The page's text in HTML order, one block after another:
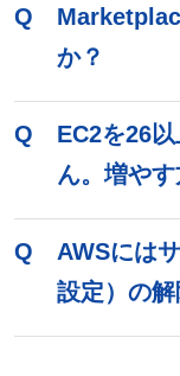
Q
か？
Q
EC2を26
ん。増やす
Q
AWSには
設定）の解